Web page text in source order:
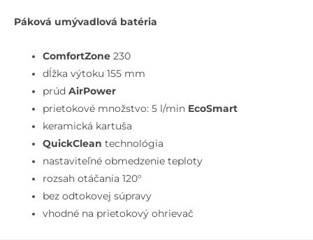
Umývadlová
otočným
výtokom,
chróm
Páková umývadlová batéria
ComfortZone230
dĺžka výtoku 155 mm
prúdAirPower
prietokové množstvo: 5 l/min EcoSmart
keramická kartuša
QuickCleantechnológia
nastaviteľné obmedzenie teploty
rozsah otáčania 120°
bez odtokovej súpravy
vhodné na prietokový ohrievač